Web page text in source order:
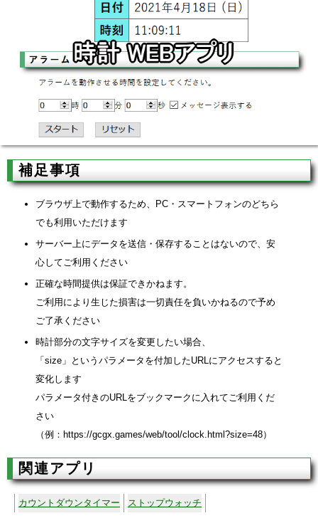
補足事項
ブラウザ上で動作するため、PC・スマートフォンのどちら
でも利用いただけます
サーバー上にデータを送信・保存することはないので、安
心してご利用ください
正確な時間提供は保証できかねます。
ご利用により生じた損害は一切責任を負いかねるので予め
ご了承ください
時計部分の文字サイズを変更したい場合、
「size」というパラメータを付加したURLにアクセスすると
変化します
パラメータ付きのURLをブックマークに入れてご利用くだ
さい
（例： https://gcgx.games/web/tool/clock.html?size=48）
関連アプリ
カウントダウンタイマー ストップウォッチ